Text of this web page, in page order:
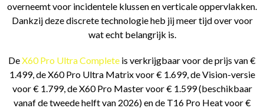
overneemt voor incidentele klussen en verticale oppervlakken.
Dankzij deze discrete technologie heb jij meer tijd over voor
wat echt belangrijk is.
DeX60 Pro Ultra Complete is verkrijgbaar voor de prijs van €
1.499, de X60 Pro Ultra Matrix voor € 1.699, de Vision-versie
voor € 1.799, de X60 Pro Master voor € 1.599 (beschikbaar
vanaf de tweede helft van 2026) en de T16 Pro Heat voor €